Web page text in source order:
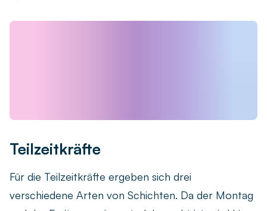
Teilzeitkräfte
Für die Teilzeitkräfte ergeben sich drei
verschiedene Arten von Schichten. Da der Montag